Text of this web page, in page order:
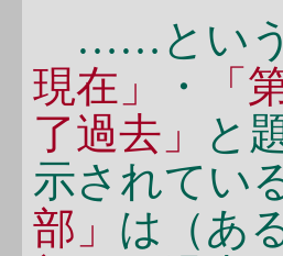
……という
現在」
・
「
了過去」
と
示されてい
部」 は（あ